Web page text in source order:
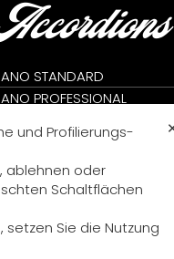
STANDARD
PROFESSIONAL
PROFESSIONAL
KONVERTER
KONVERTER
und Profilierungs-
ablehnen oder
Schaltflächen
setzen Sie die Nutzung